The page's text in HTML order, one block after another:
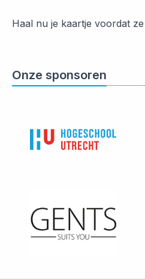
Haal nu je kaartje voordat
Onze sponsoren